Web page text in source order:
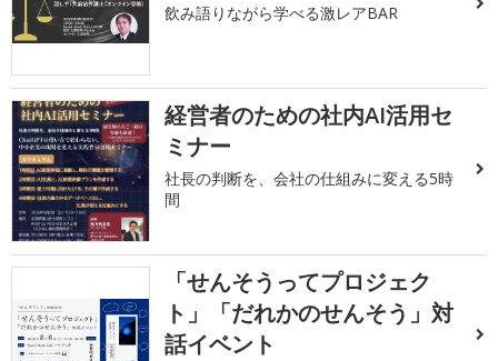
飲み語りながら学べる激レアBAR
経営者のための社内AI活用セ
ミナー
社長の判断を、会社の仕組みに変える5時
間
「せんそうってプロジェク
ト」「だれかのせんそう」対
話イベント